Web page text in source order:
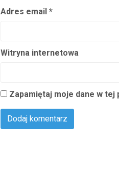
Adres email *
Witryna internetowa
Zapamiętaj moje dane w